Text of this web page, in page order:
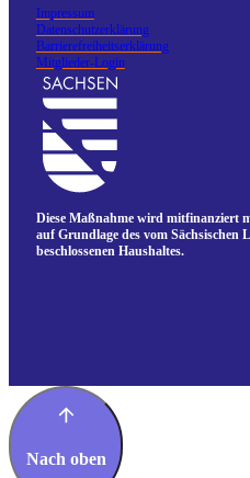
Impressum
Datenschutzerklärung
Barrierefreiheitserklärung
Mitglieder-Login
Diese Maßnahme wird mitfinanziert
auf Grundlage des vom Sächsischen
beschlossenen Haushaltes.
Nach oben